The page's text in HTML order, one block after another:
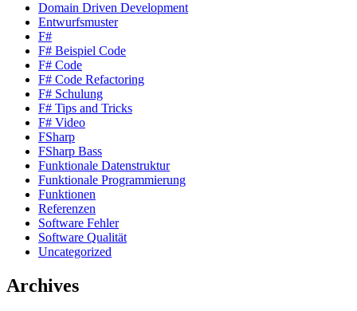
Domain Driven Development
Entwurfsmuster
F#
F# Beispiel Code
F# Code
F# Code Refactoring
F# Schulung
F# Tips and Tricks
F# Video
FSharp
FSharp Bass
Funktionale Datenstruktur
Funktionale Programmierung
Funktionen
Referenzen
Software Fehler
Software Qualität
Uncategorized
Archives